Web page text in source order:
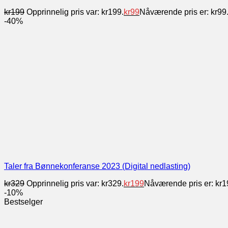
kr199 Opprinnelig pris var: kr199.kr99Nåværende pris er: kr99.
-40%
Taler fra Bønnekonferanse 2023 (Digital nedlasting)
kr329 Opprinnelig pris var: kr329.kr199Nåværende pris er:
-10%
Bestselger